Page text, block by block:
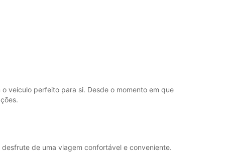
veículo perfeito para si. Desde o momento em que
de uma viagem confortável e conveniente.